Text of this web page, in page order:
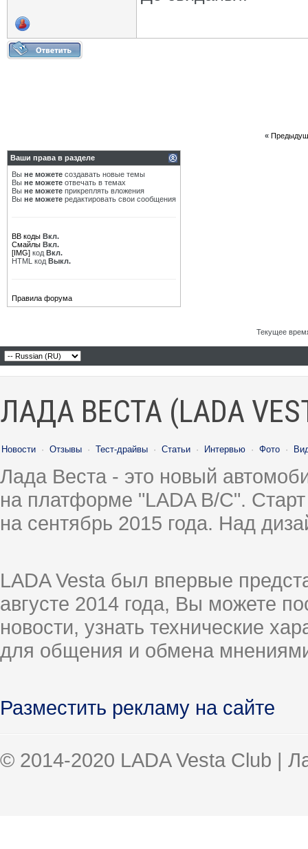
«
Ваши права в разделе
Вы не можете создавать новые темы
Вы не можете отвечать в темах
Вы не можете прикреплять вложения
Вы не можете редактировать свои сообщения
BB коды Вкл.
Смайлы Вкл.
[IMG] код Вкл.
HTML код Выкл.
Правила форума
Текущее
ЛАДА ВЕСТА (LADA
Новости · Отзывы · Тест-драйвы · Статьи · Интервью · Фото ·
Лада Веста - это новый
на платформе "LADA B/C".
на сентябрь 2015 года. Над
LADA Vesta был впервые
августе 2014 года, Вы можете
новости, узнать технические
для общения и обмена
Разместить рекламу на сайте
© 2014-2020 LADA Vesta Club |